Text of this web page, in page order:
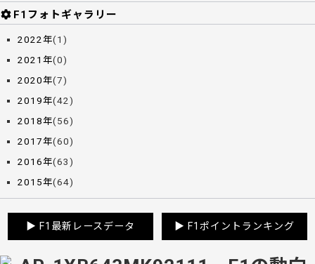
F1フォトギャラリー
2022年(1)
2021年(0)
2020年(7)
2019年(42)
2018年(56)
2017年(60)
2016年(63)
2015年(64)
▶ F1最新レースデータ ▶ F1ポイントランキング